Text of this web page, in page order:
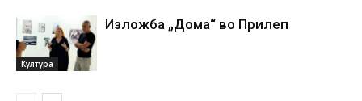
Култура
Изложба „Дома“ во Прилеп